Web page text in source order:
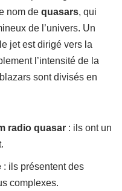
nom de quasars, qui
de l’univers. Un
jet est dirigé vers la
l’intensité de la
sont divisés en
radio quasar : ils ont un
: ils présentent des
complexes.